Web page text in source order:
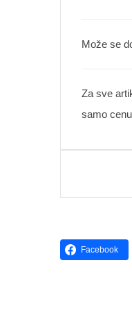
Može se
Za sve
samo
Facebook